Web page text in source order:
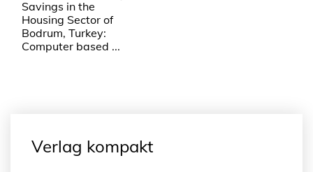
Savings in the
Housing Sector of
Bodrum, Turkey:
Computer based ...
Verlag kompakt